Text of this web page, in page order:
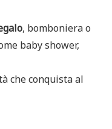
, bomboniera o
baby shower,
che conquista al